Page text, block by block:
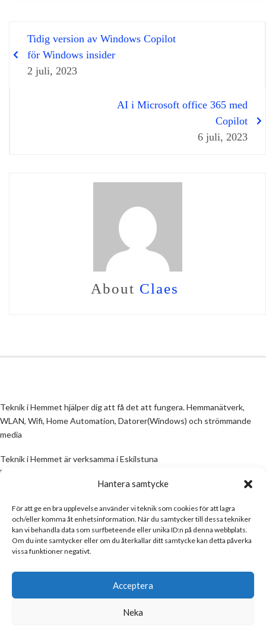
Hantera samtycke
För att ge en bra upplevelse använder vi teknik som cookies för att lagra
och/eller komma åt enhetsinformation. När du samtycker till dessa tekniker
kan vi behandla data som surfbeteende eller unika ID:n på denna webbplats.
Om du inte samtycker eller om du återkallar ditt samtycke kan detta påverka
vissa funktioner negativt.
Acceptera
Neka
Tidig version av Windows Copilot
för Windows insider
2 juli, 2023
AI i Microsoft office 365 med
Copilot
6 juli, 2023
About Claes
Teknik i Hemmet hjälper dig att få det att fungera. Hemmanätverk,
WLAN, Wifi, Home Automation, Datorer(Windows) och strömmande
media
Teknik i Hemmet är verksamma i Eskilstuna
Email:
All information på denna sida skall ses som en guide, inte en manual. Om
information på sidan inte stämmer och/eller är felaktig, skicka gärna ett
mail